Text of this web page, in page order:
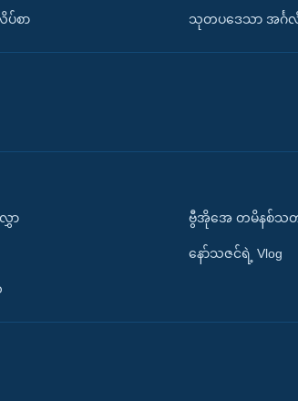
စာ သုတပဒေသာ အင်္ဂ
လွှာ ဗွီအိုအေ တမိနစ်သတ
နော်သဇင်ရဲ့ Vlog